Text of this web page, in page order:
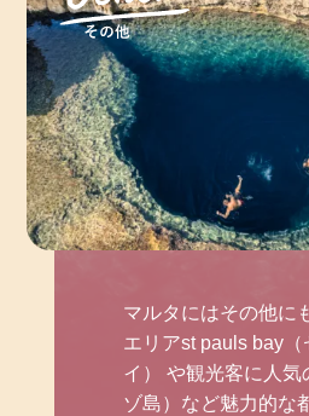
マルタにはその他に
エリアst pauls bay
イ） や観光客に人
ゾ島）など魅力的な